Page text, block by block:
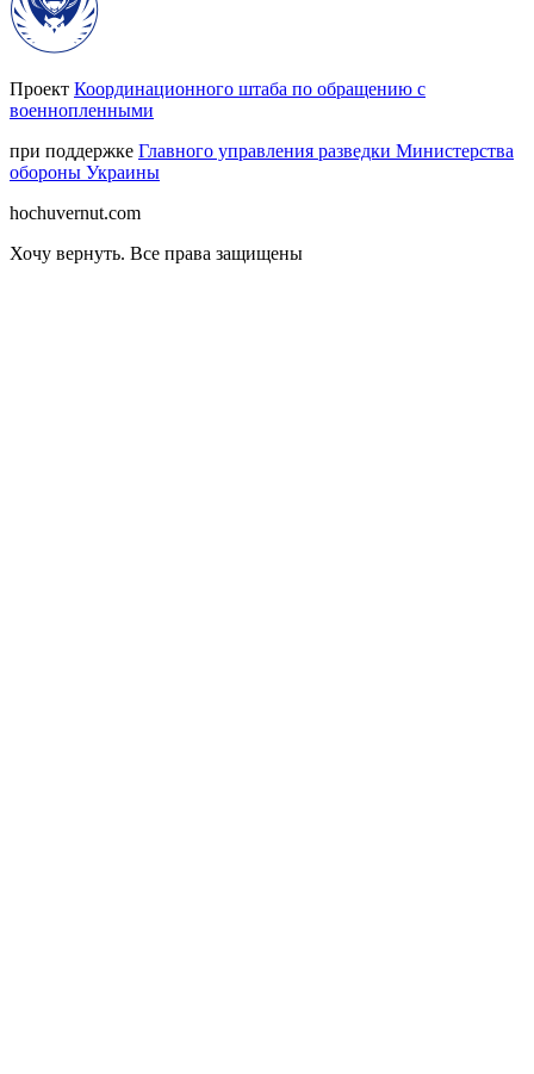
Проект Координационного штаба по обращению с
военнопленными
при поддержке Главного управления разведки Министерства
обороны Украины
hochuvernut.com
Хочу вернуть. Все права защищены